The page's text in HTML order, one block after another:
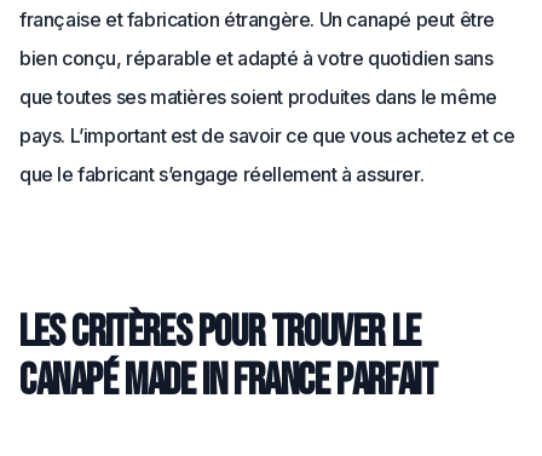
française et fabrication étrangère. Un canapé peut être
bien conçu, réparable et adapté à votre quotidien sans
que toutes ses matières soient produites dans le même
pays. L’important est de savoir ce que vous achetez et ce
que le fabricant s’engage réellement à assurer.
Les critères pour trouver le
canapé made in France parfait